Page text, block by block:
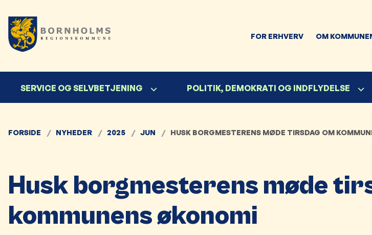
FOR ERHVERV OM
SERVICE OG SELVBETJENING POLITIK, DEMOKRATI OG INDFLYDELSE
FORSIDE NYHEDER 2025 JUN HUSK BORGMESTERENS MØDE TIRSDAG OM
Husk borgmesterens møde
kommunens økonomi